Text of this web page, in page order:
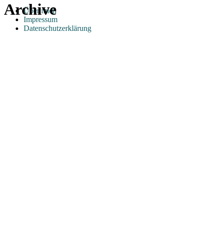
Über mich
Impressum
Datenschutzerklärung
Archive